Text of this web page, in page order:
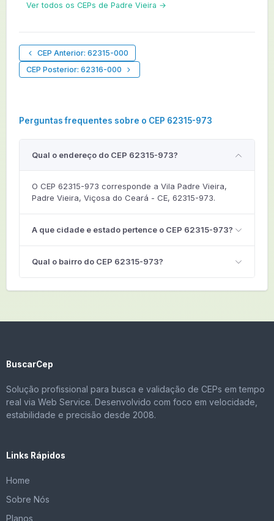
Ver todos os CEPs de Padre Vieira →
CEP Anterior: 62315-000
CEP Posterior: 62316-000
Perguntas frequentes sobre o CEP 62315-973
Qual o endereço do CEP 62315-973?
O CEP 62315-973 corresponde a Vila Padre Vieira,
Padre Vieira, Viçosa do Ceará - CE, 62315-973.
A que cidade e estado pertence o CEP 62315-973?
Qual o bairro do CEP 62315-973?
BuscarCep
Solução profissional para busca e validação de CEPs em tempo
real via Web Service. Desenvolvido com foco em velocidade,
estabilidade e precisão desde 2008.
Links Rápidos
Home
Sobre Nós
Planos